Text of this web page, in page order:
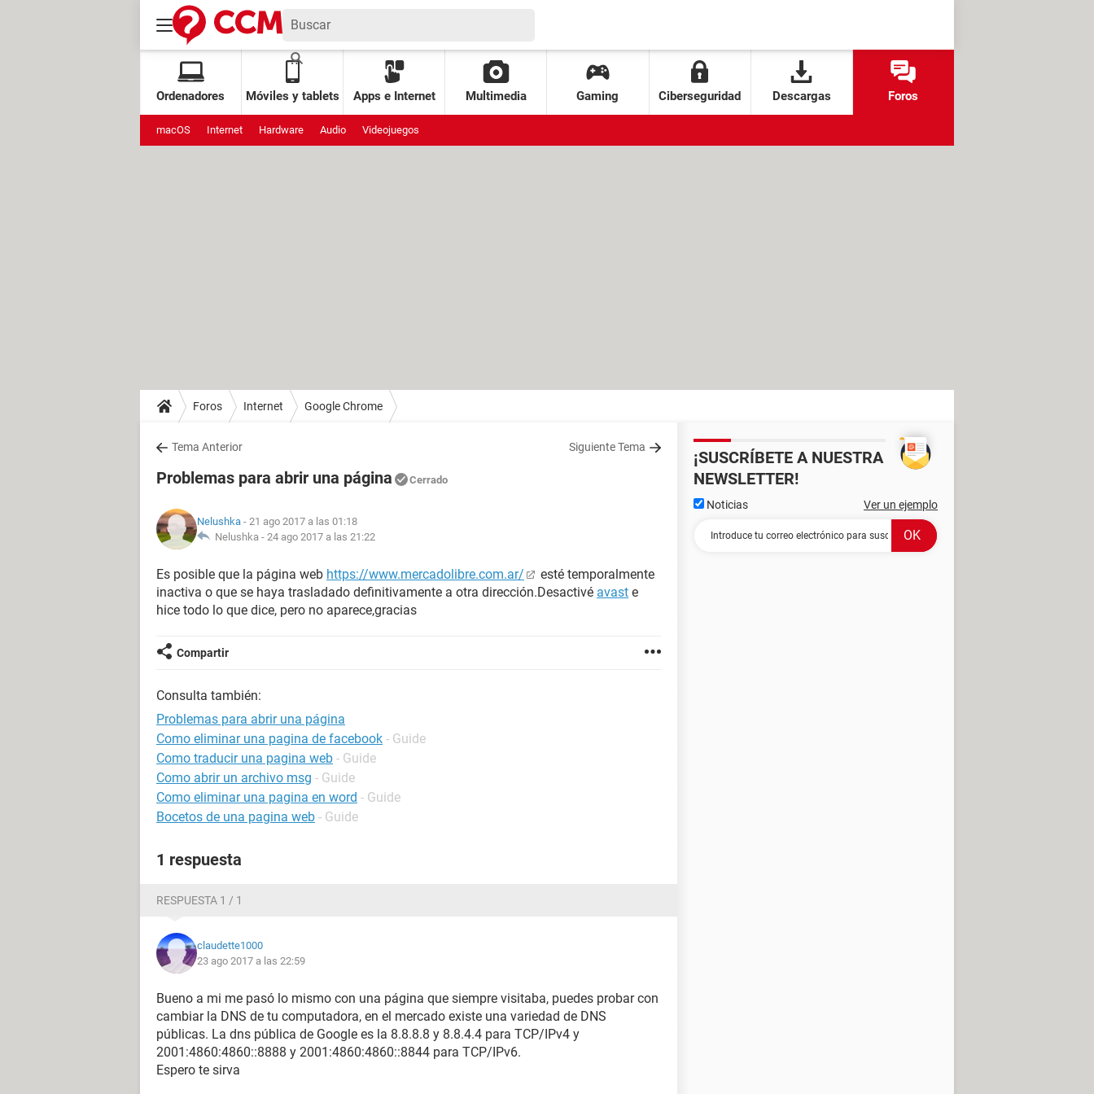
Ordenadores Móviles y tablets Apps e Internet Multimedia Gaming Ciberseguridad Descargas Foros
macOS Internet Hardware Audio Videojuegos
Foros Internet Google Chrome
Tema Anterior Siguiente Tema
Problemas para abrir una página Cerrado
Nelushka - 21 ago 2017 a las 01:18
Nelushka - 24 ago 2017 a las 21:22
Es posible que la página web https://www.mercadolibre.com.ar/
esté temporalmente
inactiva o que se haya trasladado definitivamente a otra dirección.Desactivé avast e
hice todo lo que dice, pero no aparece,gracias
Compartir
Consulta también:
Problemas para abrir una página
Como eliminar una pagina de facebook - Guide
Como traducir una pagina web - Guide
Como abrir un archivo msg - Guide
Como eliminar una pagina en word - Guide
Bocetos de una pagina web - Guide
1 respuesta
RESPUESTA 1 / 1
claudette1000
23 ago 2017 a las 22:59
Bueno a mi me pasó lo mismo con una página que siempre visitaba, puedes probar con
cambiar la DNS de tu computadora, en el mercado existe una variedad de DNS
públicas. La dns pública de Google es la 8.8.8.8 y 8.8.4.4 para TCP/IPv4 y
2001:4860:4860::8888 y 2001:4860:4860::8844 para TCP/IPv6.
Espero te sirva
¡SUSCRÍBETE A NUESTRA
NEWSLETTER!
Noticias Ver un ejemplo